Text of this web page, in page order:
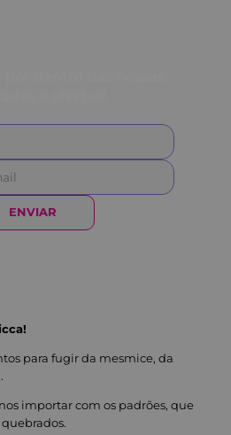
ENVIAR
para fugir da mesmice, da
importar com os padrões, que